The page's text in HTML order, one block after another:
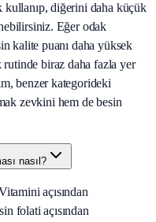
kullanıp, diğerini daha küçük
Eğer odak
kalite puanı daha yüksek
biraz daha fazla yer
benzer kategorideki
zevkini hem de besin
nasıl?
açısından
folati açısından